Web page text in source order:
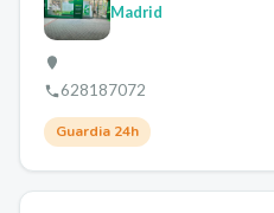
Madrid
628187072
Guardia 24h